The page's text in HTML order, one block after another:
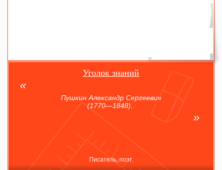
Уголок знаний
Пушкин Александр Сергеевич
(1770—1848)..
Писатель, поэт.